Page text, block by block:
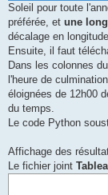
Soleil pour toute
préférée, et une
décalage en
Ensuite, il faut
Dans les colonnes
l'heure de
éloignées de 12h00
du temps.
Le code Python
Affichage des
Le fichier joint